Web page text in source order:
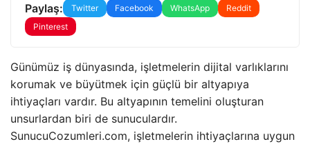
Paylaş: Twitter Facebook WhatsApp
Reddit
Pinterest
Günümüz iş dünyasında, işletmelerin dijital varlıklarını
korumak ve büyütmek için güçlü bir altyapıya
ihtiyaçları vardır. Bu altyapının temelini oluşturan
unsurlardan biri de sunuculardır.
SunucuCozumleri.com, işletmelerin ihtiyaçlarına uygun